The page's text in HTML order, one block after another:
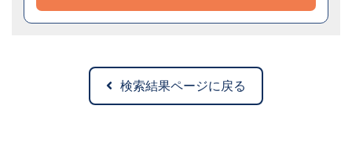
検索結果ページに戻る